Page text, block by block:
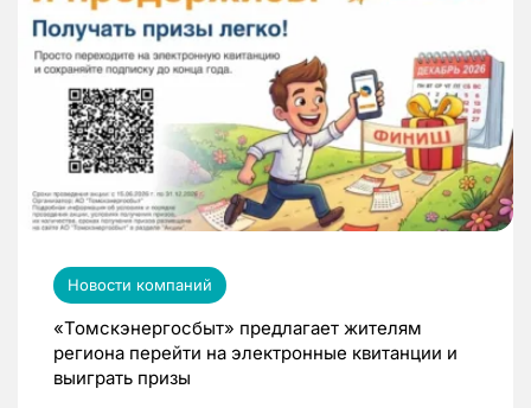
Новости компаний
«Томскэнергосбыт» предлагает жителям
региона перейти на электронные квитанции и
выиграть призы